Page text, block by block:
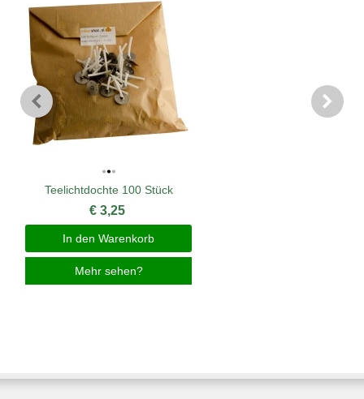
Teelichtdochte 100 Stück
€ 3,25
In den Warenkorb
Mehr sehen?